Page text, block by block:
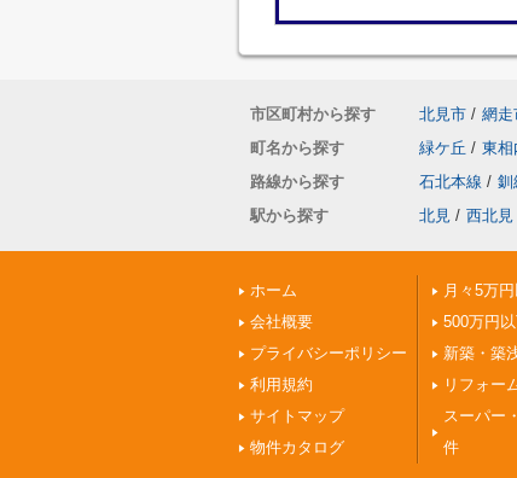
市区町村から探す 北見市 / 網走
町名から探す
緑ケ丘 / 東相
路線から探す
石北本線 / 釧
駅から探す
北見 / 西北見
ホーム
会社概要
プライバシーポリシー
利用規約
サイトマップ
物件カタログ
月々5万
500万円
新築・築
リフォー
スーパー
件